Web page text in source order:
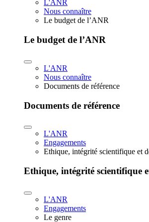
L'ANR
Nous connaître
Le budget de l’ANR
Le budget de l’ANR
L'ANR
Nous connaître
Documents de référence
Documents de référence
L'ANR
Engagements
Ethique, intégrité scientifique et
Ethique, intégrité scientifique
L'ANR
Engagements
Le genre